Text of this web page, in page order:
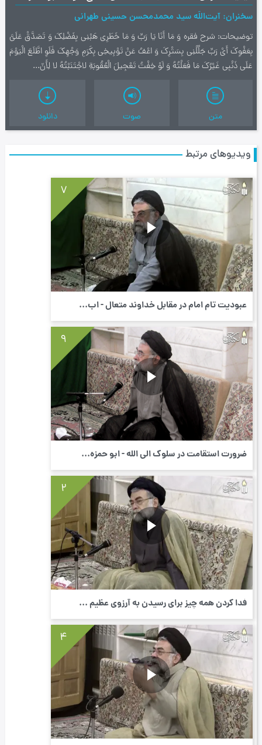
سخنران آیت‌اللَه سید محمدمحسن حسینی طهرانی
توضیحات شرح فقره وَ مَا أَنَا یَا رَبِّ وَ مَا خَطَرِی هَبْنِی بِفَضْلِکَ وَ تَصَدَّقْ عَلَیَّ
بِعَفْوِکَ أَیْ رَبِّ جَلِّلْنِی بِسَتْرِکَ وَ اعْفُ عَنْ تَوْبِیخِی بِکَرَمِ وَجْهِکَ فَلَوِ اطَّلَعَ الْیَوْمَ
عَلَی ذَنْبِی غَیْرُکَ مَا فَعَلْتُهُ وَ لَوْ خِفْتُ تَعْجِیلَ الْعُقُوبَةِ لاجْتَنَبْتُهُ لا لِأَنّ...
متن صوت دانلود
ویدیوهای مرتبط
7
عبودیت تام امام در مقابل خداوند متعال - اب...
9
ضرورت استقامت در سلوک الی اللَه - ابو حمزه...
2
فدا کردن همه چیز برای رسیدن به آرزوی عظیم ...
4